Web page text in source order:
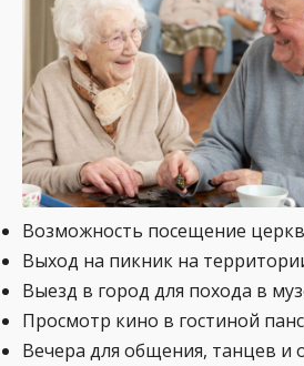
Возможность посещение
Выход на пикник на
Выезд в город для похода в
Просмотр кино в гостиной
Вечера для общения, танцев и